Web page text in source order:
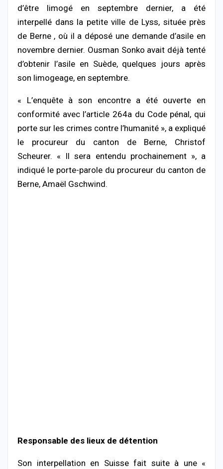
d’être limogé en septembre dernier, a été
interpellé dans la petite ville de Lyss, située près
de Berne , où il a déposé une demande d’asile en
novembre dernier. Ousman Sonko avait déjà tenté
d’obtenir l’asile en Suède, quelques jours après
son limogeage, en septembre.
« L’enquête à son encontre a été ouverte en
conformité avec l’article 264a du Code pénal, qui
porte sur les crimes contre l’humanité », a expliqué
le procureur du canton de Berne, Christof
Scheurer. « Il sera entendu prochainement », a
indiqué le porte-parole du procureur du canton de
Berne, Amaël Gschwind.
Responsable des lieux de détention
Son interpellation en Suisse fait suite à une «